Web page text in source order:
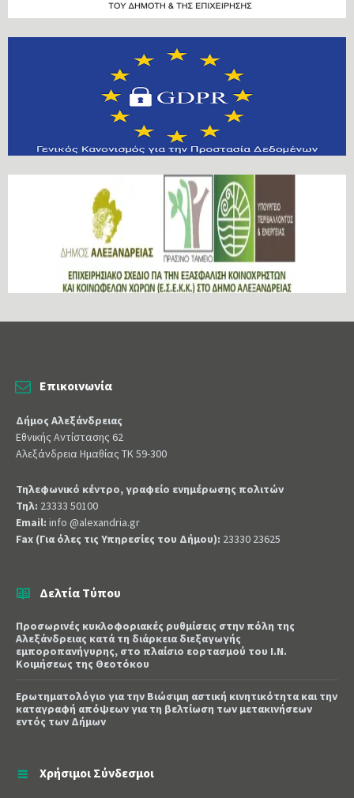
Επικοινωνία
Δήμος Αλεξάνδρειας
Εθνικής Αντίστασης 62
Αλεξάνδρεια Ημαθίας ΤΚ 59-300
Τηλεφωνικό κέντρο, γραφείο ενημέρωσης πολιτών
Τηλ: 23333 50100
Email: info @alexandria.gr
Fax (Για όλες τις Υπηρεσίες του Δήμου): 23330 23625
Δελτία Τύπου
Προσωρινές κυκλοφοριακές ρυθμίσεις στην πόλη της
Αλεξάνδρειας κατά τη διάρκεια διεξαγωγής
εμποροπανήγυρης, στο πλαίσιο εορτασμού του Ι.Ν.
Κοιμήσεως της Θεοτόκου
Ερωτηματολόγιο για την Βιώσιμη αστική κινητικότητα και την
καταγραφή απόψεων για τη βελτίωση των μετακινήσεων
εντός των Δήμων
Χρήσιμοι Σύνδεσμοι